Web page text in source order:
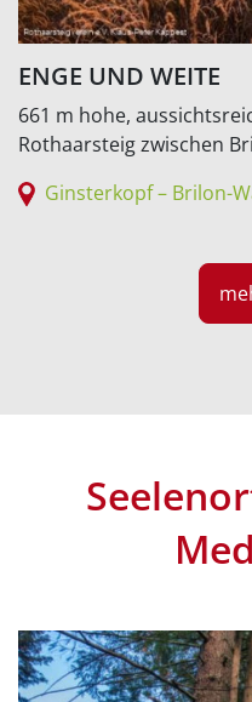
ENGE UND WEITE
661 m hohe,
Rothaarsteig zwischen
Ginsterkopf – Brilon-